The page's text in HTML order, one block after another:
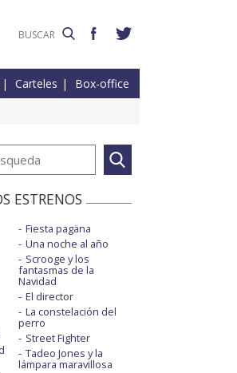
Carteles Box-office
ESTRENOS
Fiesta pagäna
Una noche al año
Scrooge y los
fantasmas de la
Navidad
El director
La constelación del
perro
Street Fighter
Tadeo Jones y la
lámpara maravillosa